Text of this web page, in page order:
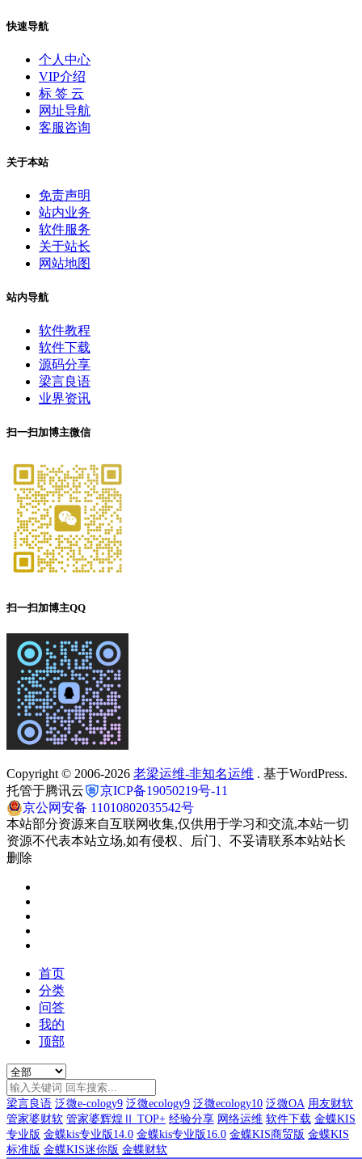
快速导航
个人中心
VIP介绍
标 签 云
网址导航
客服咨询
关于本站
免责声明
站内业务
软件服务
关于站长
网站地图
站内导航
软件教程
软件下载
源码分享
梁言良语
业界资讯
扫一扫加博主微信
扫一扫加博主QQ
Copyright © 2006-2026 老梁运维-非知名运维 . 基于WordPress.
托管于腾讯云
京ICP备19050219号-11
京公网安备 11010802035542号
本站部分资源来自互联网收集,仅供用于学习和交流,本站一切
资源不代表本站立场,如有侵权、后门、不妥请联系本站站长
删除
首页
分类
问答
我的
顶部
梁言良语 泛微e-cology9 泛微ecology9 泛微ecology10 泛微OA 用友财软
管家婆财软 管家婆辉煌Ⅱ TOP+ 经验分享 网络运维 软件下载 金蝶KIS
专业版 金蝶kis专业版14.0 金蝶kis专业版16.0 金蝶KIS商贸版 金蝶KIS
标准版 金蝶KIS迷你版 金蝶财软